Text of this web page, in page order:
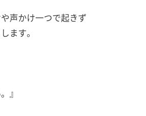
声かけ一つで起きず
ます。
』